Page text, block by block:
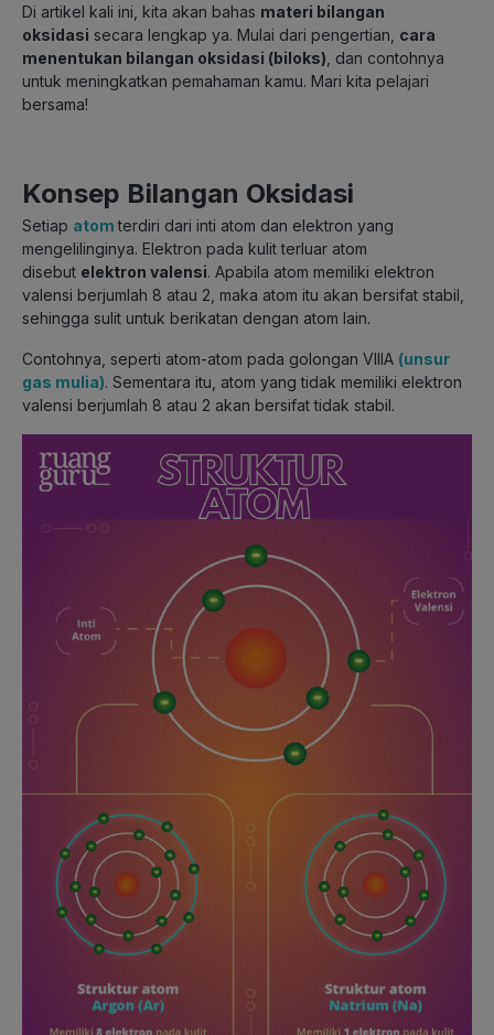
Di artikel kali ini, kita akan bahas materi bilangan
oksidasi secara lengkap ya. Mulai dari pengertian, cara
menentukan bilangan oksidasi (biloks) , dan contohnya
untuk meningkatkan pemahaman kamu. Mari kita pelajari
bersama!
Konsep Bilangan Oksidasi
Setiap atom terdiri dari inti atom dan elektron yang
mengelilinginya. Elektron pada kulit terluar atom
disebut elektron valensi. Apabila atom memiliki elektron
valensi berjumlah 8 atau 2, maka atom itu akan bersifat stabil,
sehingga sulit untuk berikatan dengan atom lain.
Contohnya, seperti atom-atom pada golongan VIIIA (unsur
gas mulia). Sementara itu, atom yang tidak memiliki elektron
valensi berjumlah 8 atau 2 akan bersifat tidak stabil.